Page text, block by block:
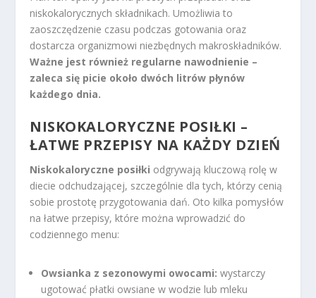
niskokalorycznych składnikach. Umożliwia to
zaoszczędzenie czasu podczas gotowania oraz
dostarcza organizmowi niezbędnych makroskładników.
Ważne jest również regularne nawodnienie –
zaleca się picie około dwóch litrów płynów
każdego dnia.
NISKOKALORYCZNE POSIŁKI –
ŁATWE PRZEPISY NA KAŻDY DZIEŃ
Niskokaloryczne posiłki odgrywają kluczową rolę w
diecie odchudzającej, szczególnie dla tych, którzy cenią
sobie prostotę przygotowania dań. Oto kilka pomysłów
na łatwe przepisy, które można wprowadzić do
codziennego menu:
Owsianka z sezonowymi owocami: wystarczy
ugotować płatki owsiane w wodzie lub mleku